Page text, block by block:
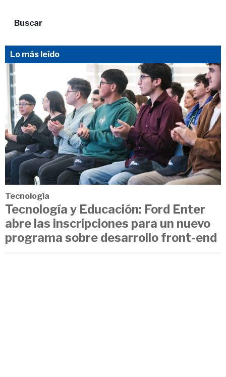
Buscar
Lo más leído
Tecnología
Tecnología y Educación: Ford Enter
abre las inscripciones para un nuevo
programa sobre desarrollo front-end